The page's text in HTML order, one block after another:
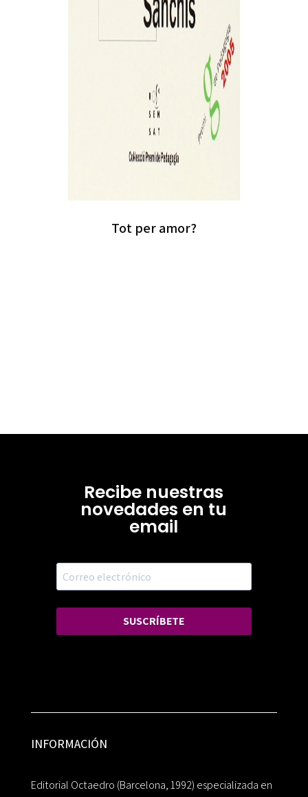
Tot per amor?
Recibe nuestras
novedades en tu
email
SUSCRÍBETE
INFORMACIÓN
Editorial Octaedro (Barcelona, 1992) especializada en